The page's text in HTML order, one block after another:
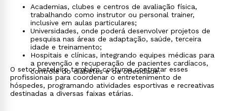
Academias, clubes e centros de avaliação física,
trabalhando como instrutor ou personal trainer,
inclusive em aulas particulares;
Universidades, onde poderá desenvolver projetos de
pesquisa nas áreas de adaptação, saúde, terceira
idade e treinamento;
Hospitais e clínicas, integrando equipes médicas para
a prevenção e recuperação de pacientes cardíacos,
controle do diabetes e da obesidade.
O setor hoteleiro também costuma contratar esses
profissionais para coordenar o entretenimento de
hóspedes, programando atividades esportivas e recreativas
destinadas a diversas faixas etárias.